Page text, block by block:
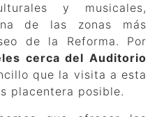
y musicales,
de las zonas más
de la Reforma. Por
cerca del Auditorio
que la visita a esta
placentera posible.